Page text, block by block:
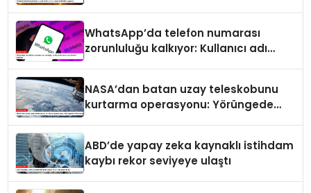
WhatsApp’da telefon numarası
zorunluluğu kalkıyor: Kullanıcı adı
NASA’dan batan uzay teleskobunu
kurtarma operasyonu: Yörüngede
ABD’de yapay zeka kaynaklı istihdam
kaybı rekor seviyeye ulaştı